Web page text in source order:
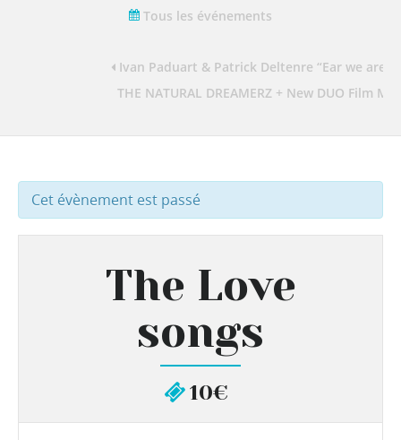
Tous les événements
Ivan Paduart & Patrick Deltenre “Ear we are”
THE NATURAL DREAMERZ + New DUO Film
Cet évènement est passé
The Love
songs
10€